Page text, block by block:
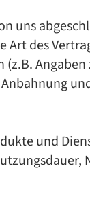
uns
Art des
(z.B.
und